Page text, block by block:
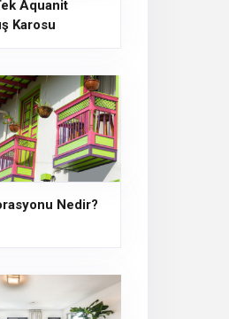
Aquanit
Karosu
Nedir?